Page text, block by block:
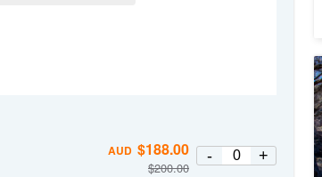
AUD $188.00
$200.00
- +